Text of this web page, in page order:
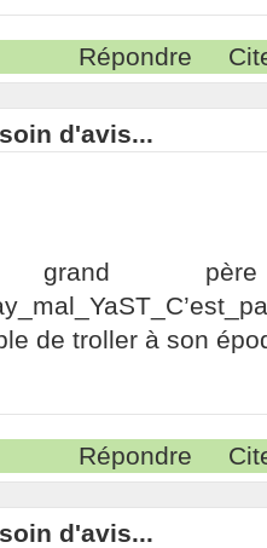
Répondre
d'avis...
grand
de troller à son
Répondre
d'avis...